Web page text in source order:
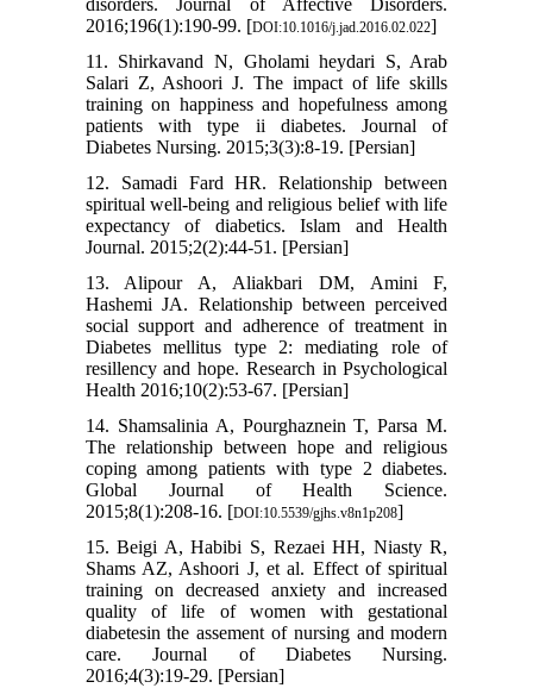
disorders. Journal of Affective Disorders.
2016;196(1):190-99. [DOI:10.1016/j.jad.2016.02.022]
11. Shirkavand N, Gholami heydari S, Arab
Salari Z, Ashoori J. The impact of life skills
training on happiness and hopefulness among
patients with type ii diabetes. Journal of
Diabetes Nursing. 2015;3(3):8-19. [Persian]
12. Samadi Fard HR. Relationship between
spiritual well-being and religious belief with life
expectancy of diabetics. Islam and Health
Journal. 2015;2(2):44-51. [Persian]
13. Alipour A, Aliakbari DM, Amini F,
Hashemi JA. Relationship between perceived
social support and adherence of treatment in
Diabetes mellitus type 2: mediating role of
resillency and hope. Research in Psychological
Health 2016;10(2):53-67. [Persian]
14. Shamsalinia A, Pourghaznein T, Parsa M.
The relationship between hope and religious
coping among patients with type 2 diabetes.
Global Journal of Health Science.
2015;8(1):208-16. [DOI:10.5539/gjhs.v8n1p208]
15. Beigi A, Habibi S, Rezaei HH, Niasty R,
Shams AZ, Ashoori J, et al. Effect of spiritual
training on decreased anxiety and increased
quality of life of women with gestational
diabetesin the assement of nursing and modern
care. Journal of Diabetes Nursing.
2016;4(3):19-29. [Persian]